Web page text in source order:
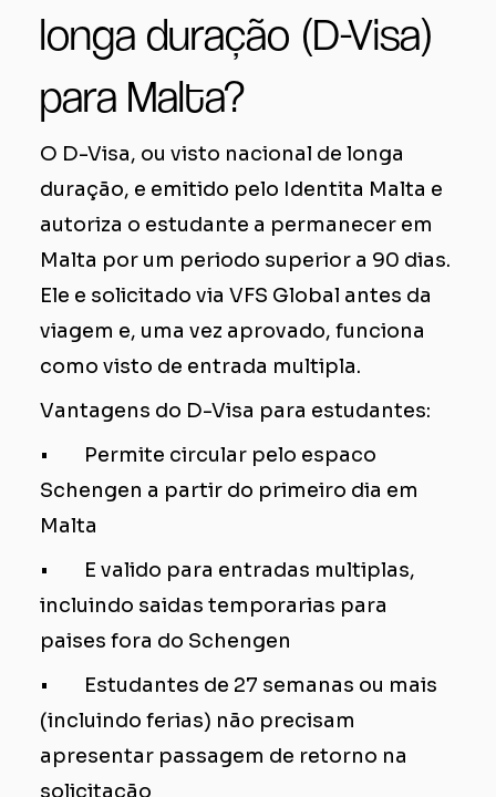
longa duração (D-Visa)
para Malta?
O D-Visa, ou visto nacional de longa
duração, e emitido pelo Identita Malta e
autoriza o estudante a permanecer em
Malta por um periodo superior a 90 dias.
Ele e solicitado via VFS Global antes da
viagem e, uma vez aprovado, funciona
como visto de entrada multipla.
Vantagens do D-Visa para estudantes:
• Permite circular pelo espaco
Schengen a partir do primeiro dia em
Malta
• E valido para entradas multiplas,
incluindo saidas temporarias para
paises fora do Schengen
• Estudantes de 27 semanas ou mais
(incluindo ferias) não precisam
apresentar passagem de retorno na
solicitação